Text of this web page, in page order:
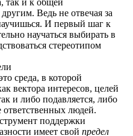
так и к общей
Ведь не отвечая за
И первый шаг к
научаться выбирать в
стереотипом
среда, в которой
вектора интересов, целей
и либо подавляется, либо
людей.
поддержки
имеет свой предел